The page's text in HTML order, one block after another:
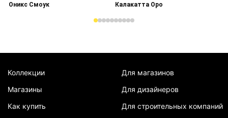
Оникс Смоук
Калакатта Оро
Коллекции
Магазины
Как купить
Для магазинов
Для дизайнеров
Для строительных компаний